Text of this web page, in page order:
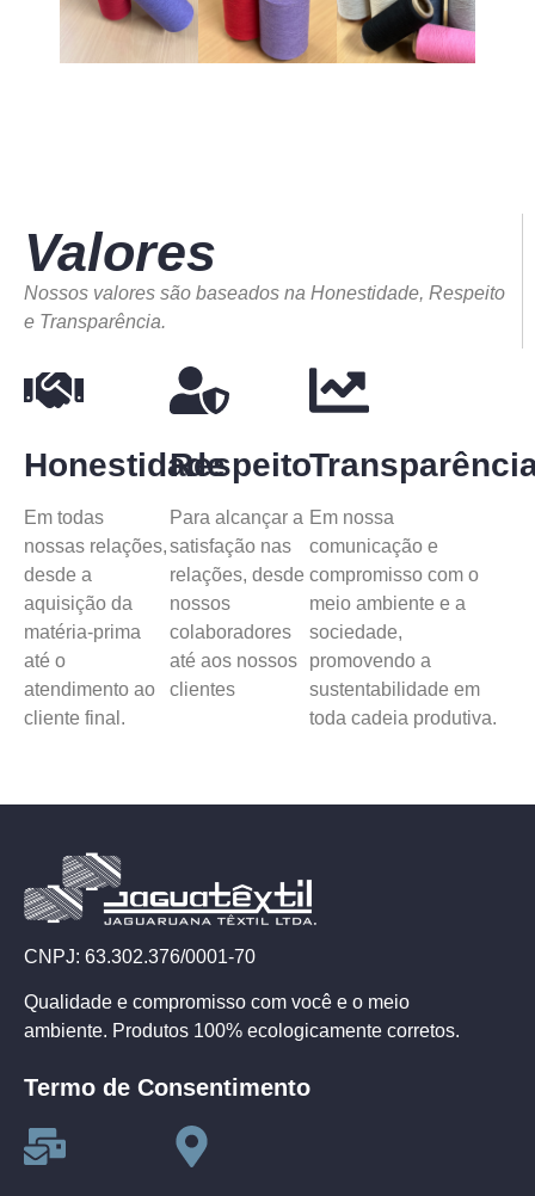
Valores
Nossos valores são baseados na Honestidade, Respeito
e Transparência.
Honestidade
Em todas
nossas relações,
desde a
aquisição da
matéria-prima
até o
atendimento ao
cliente final.
Respeito
Para alcançar a
satisfação nas
relações, desde
nossos
colaboradores
até aos nossos
clientes
Em nossa
comunicação e
compromisso com o
meio ambiente e a
sociedade,
promovendo a
sustentabilidade em
toda cadeia produtiva.
CNPJ: 63.302.376/0001-70
Qualidade e compromisso com você e o meio
ambiente. Produtos 100% ecologicamente corretos.
Termo de Consentimento